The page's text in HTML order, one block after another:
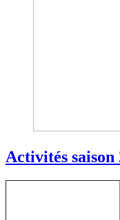
Activités saison